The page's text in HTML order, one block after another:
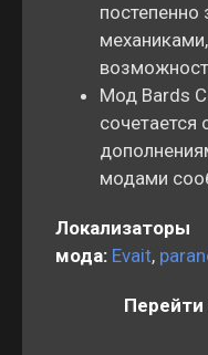
Мод Bards
сочетается
модами
Локализаторы
мода: Evait,
Перейти